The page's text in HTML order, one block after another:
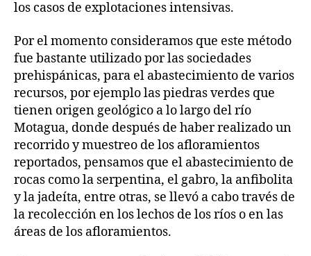
los casos de explotaciones intensivas.
Por el momento consideramos que este método
fue bastante utilizado por las sociedades
prehispánicas, para el abastecimiento de varios
recursos, por ejemplo las piedras verdes que
tienen origen geológico a lo largo del río
Motagua, donde después de haber realizado un
recorrido y muestreo de los afloramientos
reportados, pensamos que el abastecimiento de
rocas como la serpentina, el gabro, la anfibolita
y la jadeíta, entre otras, se llevó a cabo través de
la recolección en los lechos de los ríos o en las
áreas de los afloramientos.